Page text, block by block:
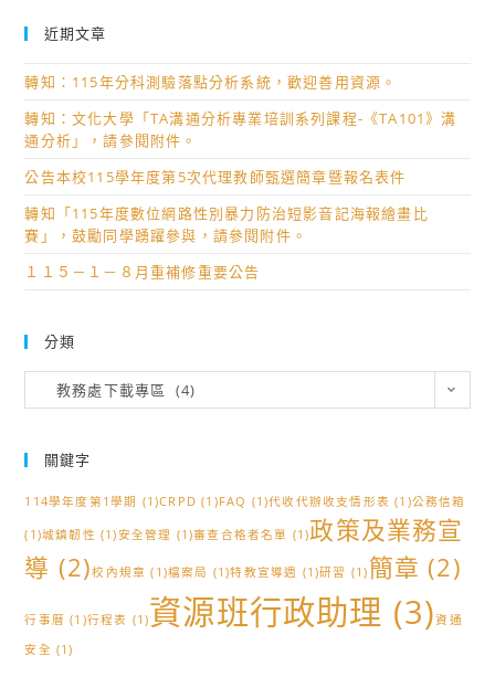
自
檢
表
(113
年
新
近期文章
轉知：115年分科測驗落點分析系統，歡迎善用資源。
轉知：文化大學「TA溝通分析專業培訓系列課程-《TA101》溝
通分析」，請參閱附件。
公告本校115學年度第5次代理教師甄選簡章暨報名表件
轉知「115年度數位網路性別暴力防治短影音記海報繪畫比
賽」，鼓勵同學踴躍參與，請參閱附件。
１１５－１－８月重補修重要公告
分類
類
教務處下載專區 (4)
關鍵字
114學年度第1學期 (1)CRPD (1)FAQ (1)代收代辦收支情形表 (1)公務信箱
(1)城鎮韌性 (1)安全管理 (1)審查合格者名單 (1)政策及業務宣
導 (2)校內規章 (1)檔案局 (1)特教宣導週 (1)研習 (1) 簡章 (2)
行事曆 (1)行程表 (1)資源班行政助理 (3)資通
安全 (1)